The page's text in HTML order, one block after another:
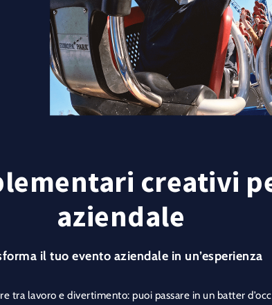
creativi
aziendale
il tuo evento aziendale in un’esperienza
tra lavoro e divertimento: puoi passare in un batter